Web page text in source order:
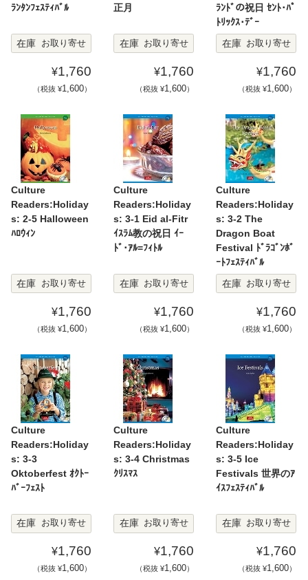
ﾗﾝﾀﾝﾌｪｽﾃｨﾊﾞﾙ
在庫 お取り寄せ
¥1,760
（税抜 ¥1,600）
正月
在庫 お取り寄せ
¥1,760
（税抜 ¥1,600）
ﾗﾝﾄﾞの祝日 ｾﾝﾄ･ﾊﾟ
ﾄﾘｯｸｽ･ﾃﾞｰ
在庫
お取り寄せ
¥1,760
（税抜 ¥1,600）
Culture
Readers:Holiday
s: 2-5 Halloween
ﾊﾛｳｨﾝ
在庫 お取り寄せ
¥1,760
（税抜 ¥1,600）
Culture
Readers:Holiday
s: 3-1 Eid al-Fitr
ｲｽﾗﾑ教の祝日 ｲｰ
ﾄﾞ･ｱﾙ=ﾌｨﾄﾙ
在庫 お取り寄せ
¥1,760
（税抜 ¥1,600）
Culture
Readers:Holiday
s: 3-2 The
Dragon Boat
Festival ﾄﾞﾗｺﾞﾝﾎﾞ
ｰﾄﾌｪｽﾃｨﾊﾞﾙ
在庫
お取り寄せ
¥1,760
（税抜 ¥1,600）
Culture
Readers:Holiday
s: 3-3
Oktoberfest ｵｸﾄｰ
ﾊﾞｰﾌｪｽﾄ
在庫 お取り寄せ
¥1,760
（税抜 ¥1,600）
Culture
Readers:Holiday
s: 3-4 Christmas
ｸﾘｽﾏｽ
在庫 お取り寄せ
¥1,760
（税抜 ¥1,600）
Culture
Readers:Holiday
s: 3-5 Ice
Festivals 世界のｱ
ｲｽﾌｪｽﾃｨﾊﾞﾙ
在庫 お取り寄せ
¥1,760
（税抜 ¥1,600）